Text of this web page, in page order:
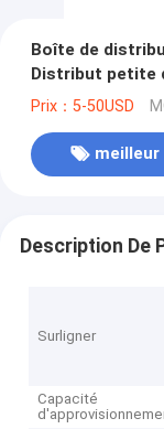
Boîte de
Distribut petite
distribution
Prix：5-50USD
meilleur
Description De
Surligner
Capacité